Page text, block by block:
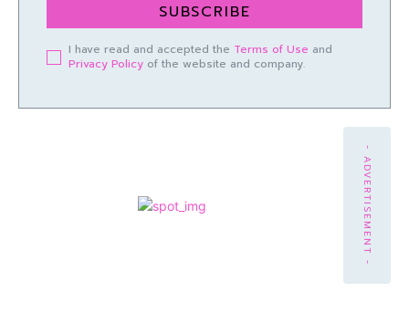
SUBSCRIBE
I have read and accepted the Terms of Use and
Privacy Policy of the website and company.
- ADVERTISEMENT -